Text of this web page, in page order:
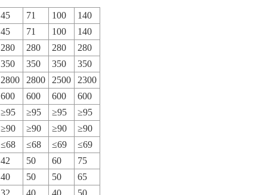
45 71 100
140
45 71 100
140
280 280 280
280
350 350 350
350
2800 2800 2500
2300
600 600 600
600
≥95 ≥95 ≥95
≥95
≥90 ≥90 ≥90
≥90
≤68 ≤68 ≤69
≤69
42 50 60
75
40 50 50
65
32 40 40
50